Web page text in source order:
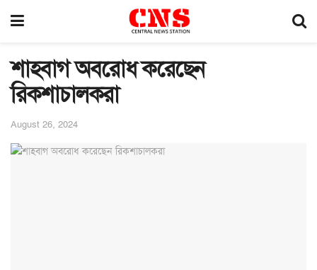
শাহবাগ অবরোধ করেছেন
রিকশাচালকরা
August 26, 2024